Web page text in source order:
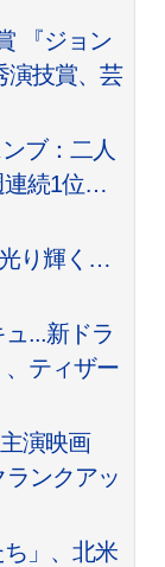
『ジョン
演技賞、芸
ブ：二人
連続1位…
り輝く…
...新ドラ
ティザー
演映画
ランクアッ
ち」、北米